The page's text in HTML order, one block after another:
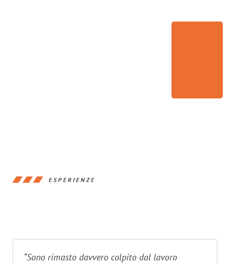
ESPERIENZE
“Sono rimasto davvero colpito dal lavoro